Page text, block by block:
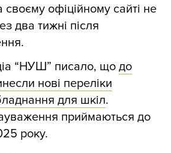
офіційному сайті не
два тижні після
“НУШ” писало, що до
нові переліки
для шкіл.
приймаються до
року.